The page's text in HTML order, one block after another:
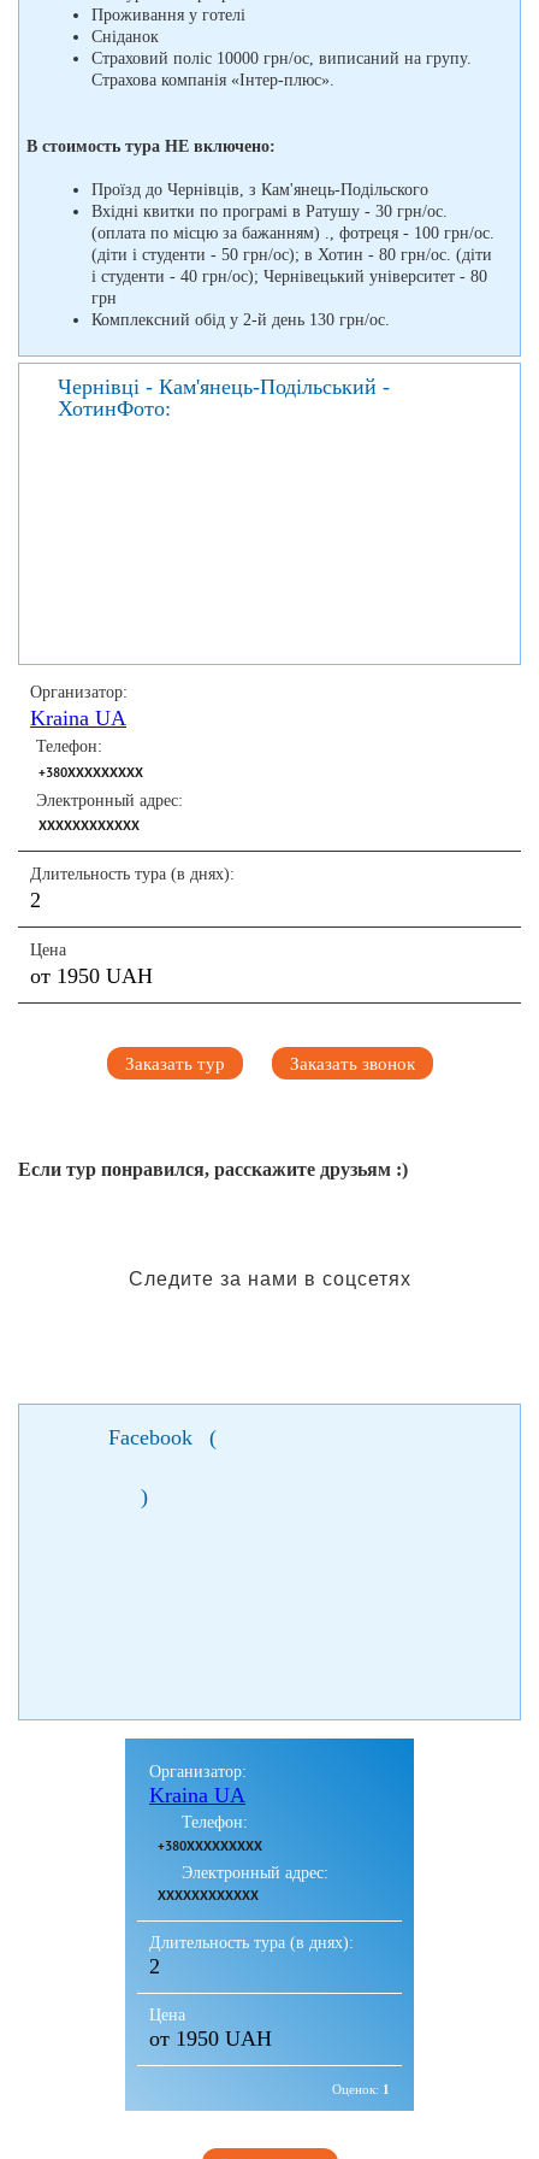
Проживання у готелі
Сніданок
Страховий поліс 10000 грн/ос, виписаний на групу.
Страхова компанія «Інтер-плюс».
В стоимость тура НЕ включено:
Проїзд до Чернівців, з Кам'янець-Подільского
Вхідні квитки по програмі в Ратушу - 30 грн/ос.
(оплата по місцю за бажанням) ., фотреця - 100 грн/ос.
(діти і студенти - 50 грн/ос); в Хотин - 80 грн/ос. (діти
і студенти - 40 грн/ос); Чернівецький університет - 80
грн
Комплексний обід у 2-й день 130 грн/ос.
Чернівці - Кам'янець-Подільський -
ХотинФото:
Организатор:
Kraina UA
Телефон:
+380XXXXXXXXX
Электронный адрес:
XXXXXXXXXXXX
Длительность тура (в днях):
2
Цена
от 1950 UAH
Заказать тур Заказать звонок
Если тур понравился, расскажите друзьям :)
Следите за нами в соцсетях
Facebook (
)
Организатор:
Kraina UA
Телефон:
+380XXXXXXXXX
Электронный адрес:
XXXXXXXXXXXX
Длительность тура (в днях):
2
Цена
от 1950 UAH
Оценок: 1